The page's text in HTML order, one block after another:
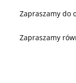
Zapraszamy do
Zapraszamy